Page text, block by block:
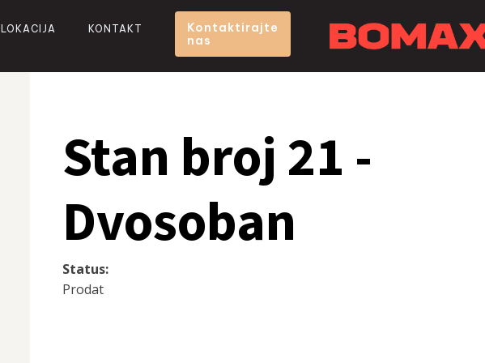
LOKACIJA KONTAKT
Kontaktirajte
nas
Stan broj 21 -
Dvosoban
Status:
Prodat